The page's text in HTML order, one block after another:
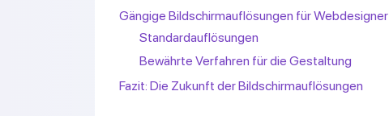
Gängige Bildschirmauflösungen für Webdesigner
Standardauflösungen
Bewährte Verfahren für die Gestaltung
Fazit: Die Zukunft der Bildschirmauflösungen